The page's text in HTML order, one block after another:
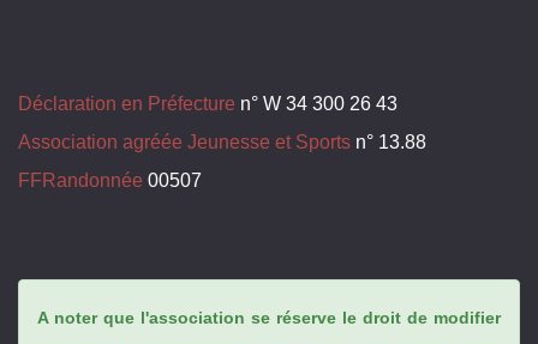
Déclaration en Préfecture n° W 34 300 26 43
Association agréée Jeunesse et Sports n° 13.88
FFRandonnée 00507
A noter que l'association se réserve le droit de modifier